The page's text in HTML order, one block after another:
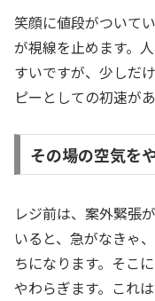
笑顔に値段がついて
が視線を止めます。
すいですが、少しだ
ピーとしての初速が
その場の空気を
レジ前は、案外緊張
いると、急がなきゃ
ちになります。そこ
やわらぎます。これ